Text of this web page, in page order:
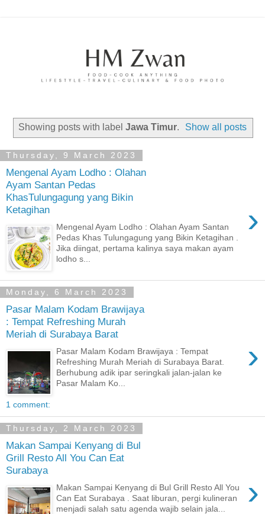
Showing posts with label Jawa Timur. Show all posts
Thursday, 9 March 2023
Mengenal Ayam Lodho : Olahan
Ayam Santan Pedas
KhasTulungagung yang Bikin
Ketagihan
›
Mengenal Ayam Lodho : Olahan Ayam Santan
Pedas Khas Tulungagung yang Bikin Ketagihan .
Jika diingat, pertama kalinya saya makan ayam
lodho s...
Monday, 6 March 2023
Pasar Malam Kodam Brawijaya
: Tempat Refreshing Murah
Meriah di Surabaya Barat
›
Pasar Malam Kodam Brawijaya : Tempat
Refreshing Murah Meriah di Surabaya Barat.
Berhubung adik ipar seringkali jalan-jalan ke
Pasar Malam Ko...
1 comment:
Thursday, 2 March 2023
Makan Sampai Kenyang di Bul
Grill Resto All You Can Eat
Surabaya
›
Makan Sampai Kenyang di Bul Grill Resto All You
Can Eat Surabaya . Saat liburan, pergi kulineran
menjadi salah satu agenda wajib selain jala...